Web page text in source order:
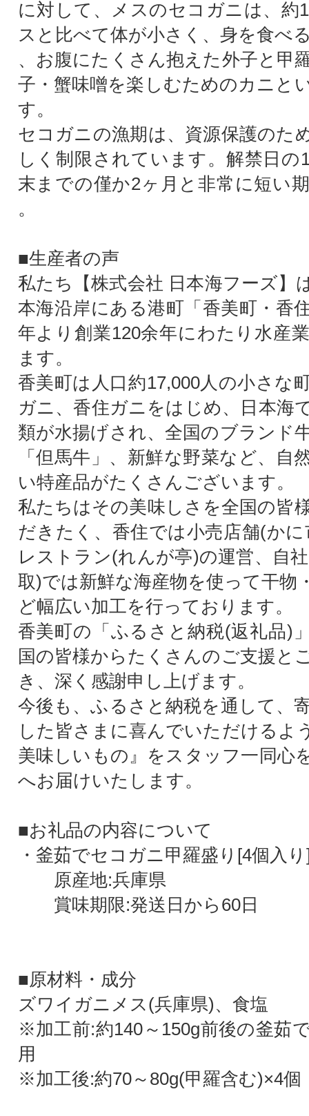
に対して、メスのセコガニは、約
スと比べて体が小さく、身を食べ
、お腹にたくさん抱えた外子と甲
子・蟹味噌を楽しむためのカニと
す。
セコガニの漁期は、資源保護のた
しく制限されています。解禁日の
末までの僅か2ヶ月と非常に短い
。
■生産者の声
私たち【株式会社 日本海フーズ】
本海沿岸にある港町「香美町・香
年より創業120余年にわたり水産
ます。
香美町は人口約17,000人の小さな
ガニ、香住ガニをはじめ、日本海
類が水揚げされ、全国のブランド
「但馬牛」、新鮮な野菜など、自
い特産品がたくさんございます。
私たちはその美味しさを全国の皆
だきたく、香住では小売店舗(か
レストラン(れんが亭)の運営、自
取)では新鮮な海産物を使って干物
ど幅広い加工を行っております。
香美町の「ふるさと納税(返礼品)
国の皆様からたくさんのご支援と
き、深く感謝申し上げます。
今後も、ふるさと納税を通して、
した皆さまに喜んでいただけるよ
美味しいもの』をスタッフ一同心
へお届けいたします。
■お礼品の内容について
・釜茹でセコガニ甲羅盛り[4個入
原産地:兵庫県
賞味期限:発送日から60日
■原材料・成分
ズワイガニメス(兵庫県)、食塩
※加工前:約140～150g前後の釜茹
用
※加工後:約70～80g(甲羅含む)×4個